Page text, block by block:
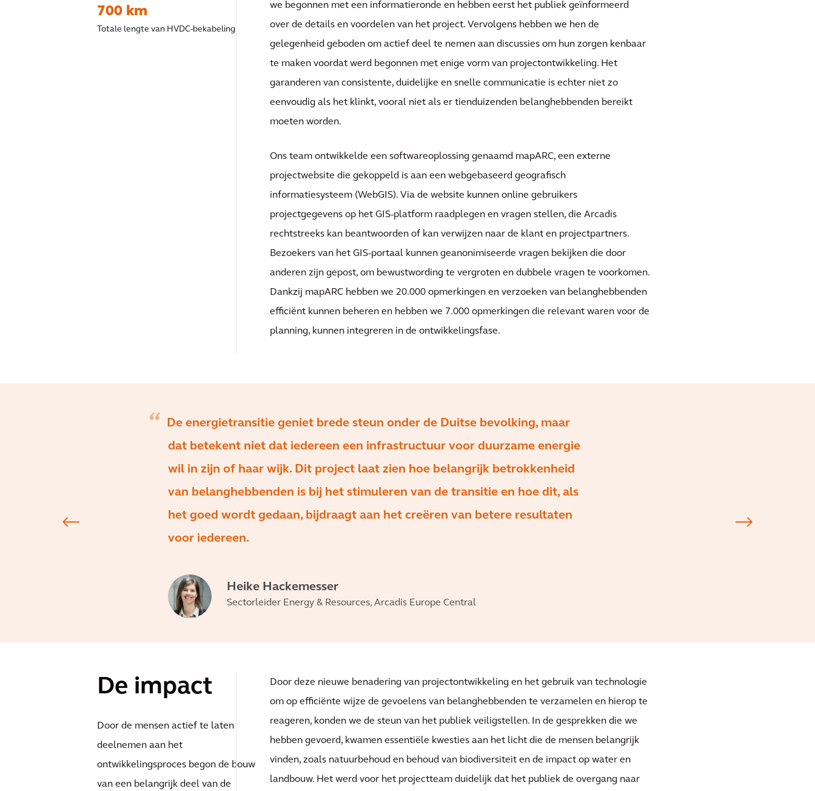
700 km
Totale lengte van HVDC-bekabeling
we begonnen met een informatieronde en hebben eerst het publiek geïnformeerd
over de details en voordelen van het project. Vervolgens hebben we hen de
gelegenheid geboden om actief deel te nemen aan discussies om hun zorgen kenbaar
te maken voordat werd begonnen met enige vorm van projectontwikkeling. Het
garanderen van consistente, duidelijke en snelle communicatie is echter niet zo
eenvoudig als het klinkt, vooral niet als er tienduizenden belanghebbenden bereikt
moeten worden.
Ons team ontwikkelde een softwareoplossing genaamd mapARC, een externe
projectwebsite die gekoppeld is aan een webgebaseerd geografisch
informatiesysteem (WebGIS). Via de website kunnen online gebruikers
projectgegevens op het GIS-platform raadplegen en vragen stellen, die Arcadis
rechtstreeks kan beantwoorden of kan verwijzen naar de klant en projectpartners.
Bezoekers van het GIS-portaal kunnen geanonimiseerde vragen bekijken die door
anderen zijn gepost, om bewustwording te vergroten en dubbele vragen te voorkomen.
Dankzij mapARC hebben we 20.000 opmerkingen en verzoeken van belanghebbenden
efficiënt kunnen beheren en hebben we 7.000 opmerkingen die relevant waren voor de
planning, kunnen integreren in de ontwikkelingsfase.
De energietransitie geniet brede steun onder de Duitse bevolking, maar
dat betekent niet dat iedereen een infrastructuur voor duurzame energie
wil in zijn of haar wijk. Dit project laat zien hoe belangrijk betrokkenheid
van belanghebbenden is bij het stimuleren van de transitie en hoe dit, als
het goed wordt gedaan, bijdraagt aan het creëren van betere resultaten
voor iedereen.
Heike Hackemesser
Sectorleider Energy & Resources, Arcadis Europe Central
De impact
Door de mensen actief te laten
deelnemen aan het
ontwikkelingsproces begon de bouw
van een belangrijk deel van de
Door deze nieuwe benadering van projectontwikkeling en het gebruik van technologie
om op efficiënte wijze de gevoelens van belanghebbenden te verzamelen en hierop te
reageren, konden we de steun van het publiek veiligstellen. In de gesprekken die we
hebben gevoerd, kwamen essentiële kwesties aan het licht die de mensen belangrijk
vinden, zoals natuurbehoud en behoud van biodiversiteit en de impact op water en
landbouw. Het werd voor het projectteam duidelijk dat het publiek de overgang naar